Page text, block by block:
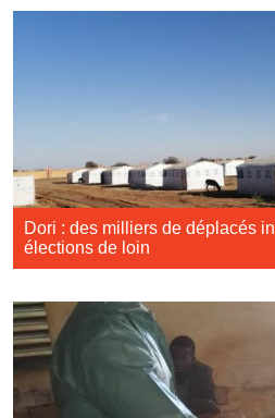
Dori : des milliers de déplacés
élections de loin